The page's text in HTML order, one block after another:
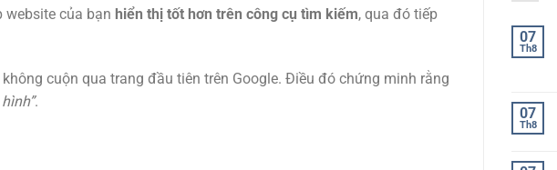
website của bạn hiển thị tốt hơn trên công cụ tìm kiếm, qua đó tiếp
cuộn qua trang đầu tiên trên Google. Điều đó chứng minh rằng
hình”.
07
Th8
07
Th8